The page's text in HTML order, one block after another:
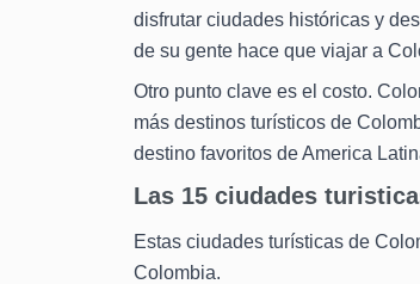
disfrutar ciudades históricas y
de su gente hace que viajar a
Otro punto clave es el costo.
más destinos turísticos de
destino favoritos de America
Las 15 ciudades
Estas ciudades turísticas de
Colombia.